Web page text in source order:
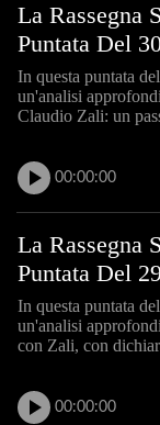
La Rassegna
Puntata Del
In questa puntata
un'analisi
Claudio Zali: un
00:00:00
La Rassegna
Puntata Del
In questa puntata
un'analisi
con Zali, con
00:00:00